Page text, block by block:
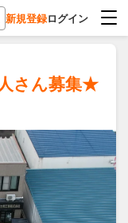
新規登録ログイン
さん募集★